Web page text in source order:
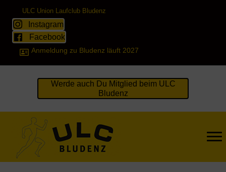
ULC Union Laufclub Bludenz
Instagram
Facebook
Anmeldung zu Bludenz läuft 2027
Werde auch Du Mitglied beim ULC
Bludenz